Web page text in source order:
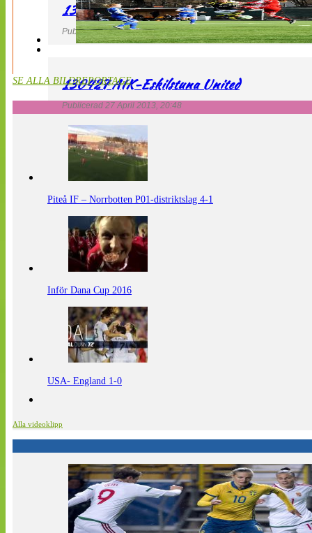
130427 LdB FC Malmö – Mallbackens IF
Publicerad 27 April 2013, 20:54
130427 AIK-Eskilstuna United
Publicerad 27 April 2013, 20:48
SE ALLA BILDREPORTAGE
Piteå IF – Norrbotten P01-distriktslag 4-1
Inför Dana Cup 2016
USA- England 1-0
Alla videoklipp